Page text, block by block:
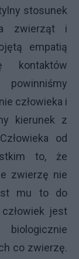
stosunek
zwierząt i
empatią
człowieka i
kierunek z
od
to, że
zwierzę nie
mu to do
jest
co zwierzę.